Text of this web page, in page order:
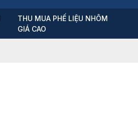
THU MUA PHẾ LIỆU NHÔM
GIÁ CAO